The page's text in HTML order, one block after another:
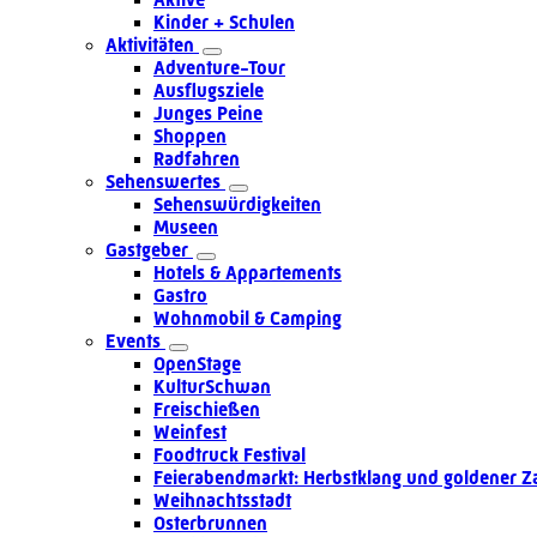
Kinder + Schulen
Aktivitäten
Adventure-Tour
Ausflugsziele
Junges Peine
Shoppen
Radfahren
Sehenswertes
Sehenswürdigkeiten
Museen
Gastgeber
Hotels & Appartements
Gastro
Wohnmobil & Camping
Events
OpenStage
KulturSchwan
Freischießen
Weinfest
Foodtruck Festival
Feierabendmarkt: Herbstklang und goldener
Weihnachtsstadt
Osterbrunnen